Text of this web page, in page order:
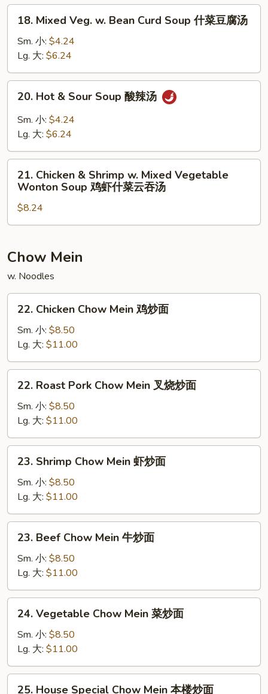
饭
Mixed
Veg.
Bean
Curd
Soup
腐
18. Mixed Veg. w. Bean Curd Soup 什菜豆腐汤
Sm. 小: $4.24
Lg. 大: $6.24
Hot
Sour
酸
20. Hot & Sour Soup 酸辣汤
Sm. 小: $4.24
Lg. 大: $6.24
Chicken
Shrimp
w.
Vegetable
Soup
鸡
吞
21. Chicken & Shrimp w. Mixed Vegetable
Wonton Soup 鸡虾什菜云吞汤
$8.24
Chow Mein
w. Noodles
Chicken
Chow
Mein
鸡
炒
22. Chicken Chow Mein 鸡炒面
Sm. 小: $8.50
Lg. 大: $11.00
Roast
Pork
Chow
Mein
叉
22. Roast Pork Chow Mein 叉烧炒面
Sm. 小: $8.50
Lg. 大: $11.00
Shrimp
Chow
Mein
虾
炒
23. Shrimp Chow Mein 虾炒面
Sm. 小: $8.50
Lg. 大: $11.00
Beef
Chow
Mein
牛
炒
23. Beef Chow Mein 牛炒面
Sm. 小: $8.50
Lg. 大: $11.00
Vegetable
Chow
Mein
菜
炒
24. Vegetable Chow Mein 菜炒面
Sm. 小: $8.50
Lg. 大: $11.00
25. House Special Chow Mein 本楼炒面